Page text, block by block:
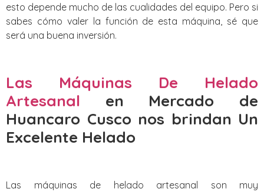
esto depende mucho de las cualidades del equipo. Pero si
sabes cómo valer la función de esta máquina, sé que
será una buena inversión.
Las Máquinas De Helado
Artesanal en Mercado de
Huancaro Cusco nos brindan Un
Excelente Helado
Las máquinas de helado artesanal son muy